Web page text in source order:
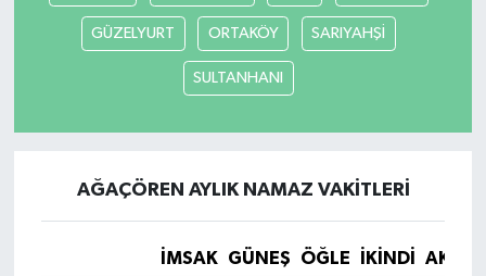
GÜZELYURT ORTAKÖY SARIYAHŞİ
SULTANHANI
AĞAÇÖREN AYLIK NAMAZ VAKITLERI
İMSAK GÜNEŞ ÖĞLE İKINDI